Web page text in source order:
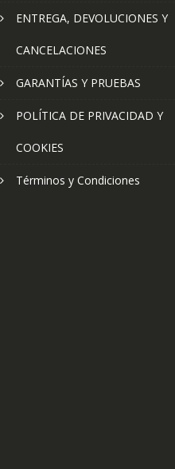
ENTREGA, DEVOLUCIONES Y
CANCELACIONES
GARANTÍAS Y PRUEBAS
POLÍTICA DE PRIVACIDAD Y
COOKIES
Términos y Condiciones